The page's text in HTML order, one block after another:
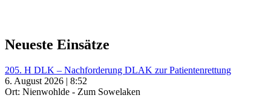
Neueste Einsätze
205. H DLK – Nachforderung DLAK zur Patientenrettung
6. August 2026 | 8:52
Ort: Nienwohlde - Zum Sowelaken